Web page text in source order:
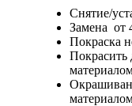
Снятие/
Замена от
Покраска
Покрасить